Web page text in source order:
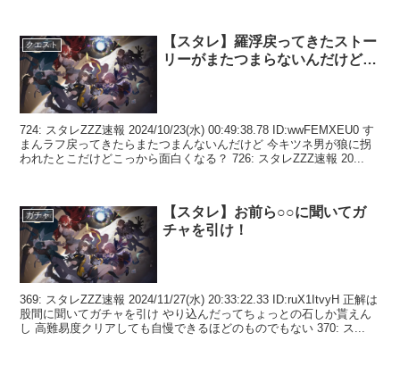
クエスト
【スタレ】羅浮戻ってきたストー
リーがまたつまらないんだけど…
724: スタレZZZ速報 2024/10/23(水) 00:49:38.78 ID:wwFEMXEU0 す
まんラフ戻ってきたらまたつまんないんだけど 今キツネ男が狼に拐
われたとこだけどこっから面白くなる？ 726: スタレZZZ速報 20...
ガチャ
【スタレ】お前ら○○に聞いてガ
チャを引け！
369: スタレZZZ速報 2024/11/27(水) 20:33:22.33 ID:ruX1ItvyH 正解は
股間に聞いてガチャを引け やり込んだってちょっとの石しか貰えん
し 高難易度クリアしても自慢できるほどのものでもない 370: ス...